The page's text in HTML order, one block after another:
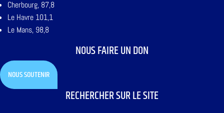
Cherbourg, 87,8
Le Havre 101,1
Le Mans, 98,8
NOUS FAIRE UN DON
NOUS SOUTENIR
RECHERCHER SUR LE SITE